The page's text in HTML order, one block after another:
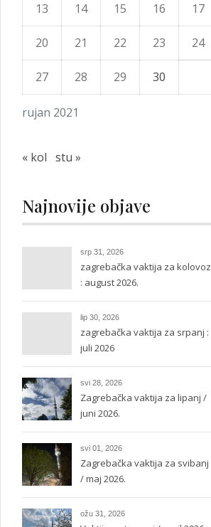
rujan 2021
13 14 15 16 17
20 21 22 23 24
27 28 29 30
« kol stu »
Najnovije objave
srp 31, 2026
zagrebačka vaktija za kolovoz
: august 2026.
lip 30, 2026
zagrebačka vaktija za srpanj :
juli 2026
svi 28, 2026
Zagrebačka vaktija za lipanj /
juni 2026.
svi 01, 2026
Zagrebačka vaktija za svibanj
/ maj 2026.
ožu 31, 2026